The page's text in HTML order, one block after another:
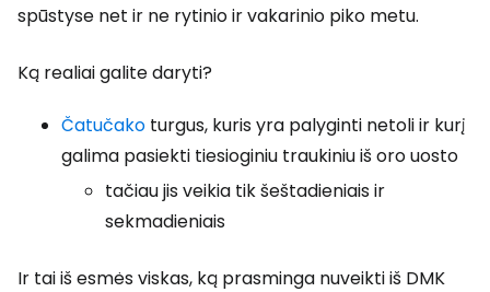
spūstyse net ir ne rytinio ir vakarinio piko metu.
Ką realiai galite daryti?
Čatučako turgus, kuris yra palyginti netoli ir kurį
galima pasiekti tiesioginiu traukiniu iš oro uosto
tačiau jis veikia tik šeštadieniais ir
sekmadieniais
Ir tai iš esmės viskas, ką prasminga nuveikti iš DMK